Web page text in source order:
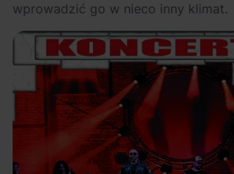
wprowadzić go w nieco inny klimat.